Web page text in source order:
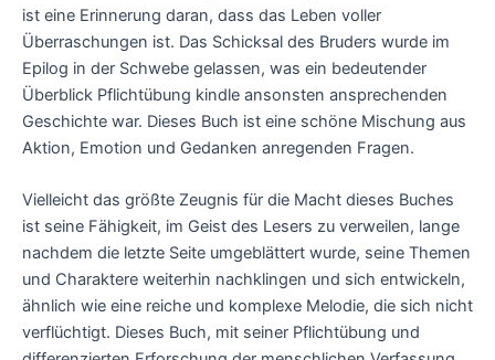
ist eine Erinnerung daran, dass das Leben voller
Überraschungen ist. Das Schicksal des Bruders wurde im
Epilog in der Schwebe gelassen, was ein bedeutender
Überblick Pflichtübung kindle ansonsten ansprechenden
Geschichte war. Dieses Buch ist eine schöne Mischung aus
Aktion, Emotion und Gedanken anregenden Fragen.
Vielleicht das größte Zeugnis für die Macht dieses Buches
ist seine Fähigkeit, im Geist des Lesers zu verweilen, lange
nachdem die letzte Seite umgeblättert wurde, seine Themen
und Charaktere weiterhin nachklingen und sich entwickeln,
ähnlich wie eine reiche und komplexe Melodie, die sich nicht
verflüchtigt. Dieses Buch, mit seiner Pflichtübung und